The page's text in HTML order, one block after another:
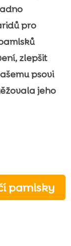
pro
zlepšit
psovi
jeho
pamlsky